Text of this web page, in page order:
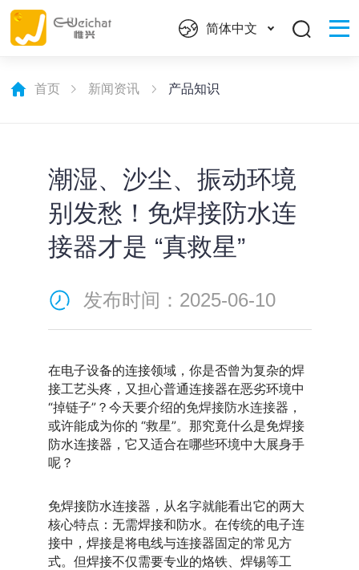
简体中文
首页 新闻资讯 产品知识
潮湿、沙尘、振动环境
别发愁！免焊接防水连
接器才是 “真救星”
发布时间：2025-06-10
在电子设备的连接领域，你是否曾为复杂的焊
接工艺头疼，又担心普通连接器在恶劣环境中
“掉链子”？今天要介绍的免焊接防水连接器，
或许能成为你的 “救星”。那究竟什么是免焊接
防水连接器，它又适合在哪些环境中大展身手
呢？
免焊接防水连接器，从名字就能看出它的两大
核心特点：无需焊接和防水。在传统的电子连
接中，焊接是将电线与连接器固定的常见方
式。但焊接不仅需要专业的烙铁、焊锡等工